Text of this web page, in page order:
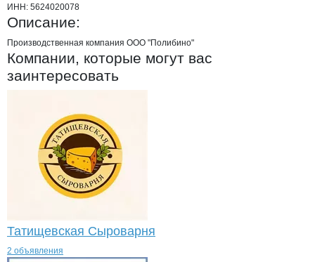
ИНН: 5624020078
Описание:
Производственная компания ООО "Полибино"
Компании, которые могут вас
заинтересовать
Татищевская Сыроварня
2 объявления